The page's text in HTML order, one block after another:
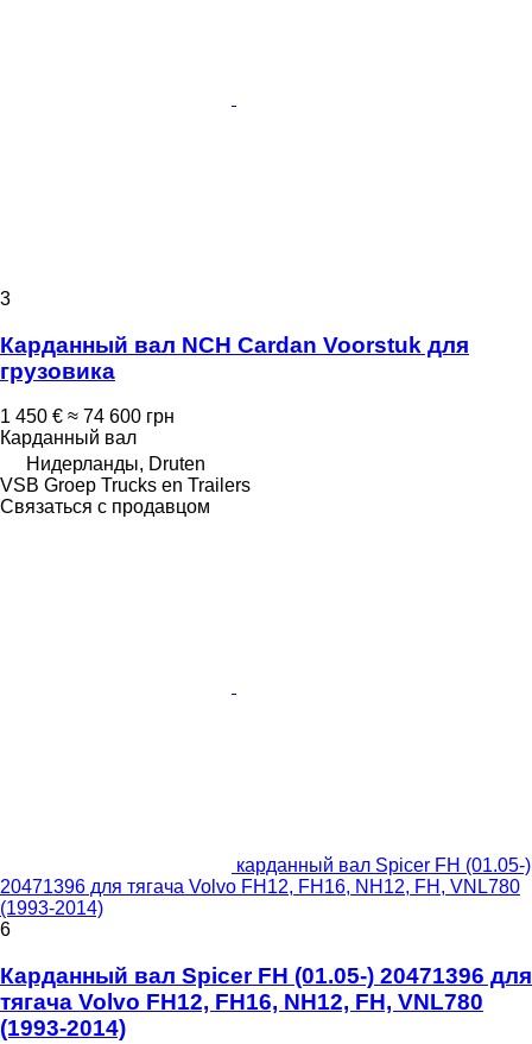
3
Карданный вал NCH Cardan Voorstuk для
грузовика
1 450 € ≈ 74 600 грн
Карданный вал
Нидерланды, Druten
VSB Groep Trucks en Trailers
Связаться с продавцом
карданный вал Spicer FH (01.05-)
20471396 для тягача Volvo FH12, FH16, NH12, FH, VNL780
(1993-2014)
6
Карданный вал Spicer FH (01.05-) 20471396 для
тягача Volvo FH12, FH16, NH12, FH, VNL780
(1993-2014)